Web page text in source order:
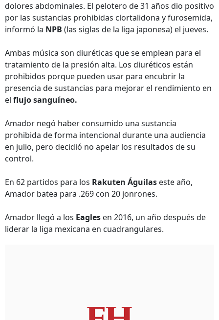
dolores abdominales. El pelotero de 31 años dio positivo
por las sustancias prohibidas clortalidona y furosemida,
informó la NPB (las siglas de la liga japonesa) el jueves.
Ambas música son diuréticas que se emplean para el
tratamiento de la presión alta. Los diuréticos están
prohibidos porque pueden usar para encubrir la
presencia de sustancias para mejorar el rendimiento en
el flujo sanguíneo.
Amador negó haber consumido una sustancia
prohibida de forma intencional durante una audiencia
en julio, pero decidió no apelar los resultados de su
control.
En 62 partidos para los Rakuten Águilas este año,
Amador batea para .269 con 20 jonrones.
Amador llegó a los Eagles en 2016, un año después de
liderar la liga mexicana en cuadrangulares.